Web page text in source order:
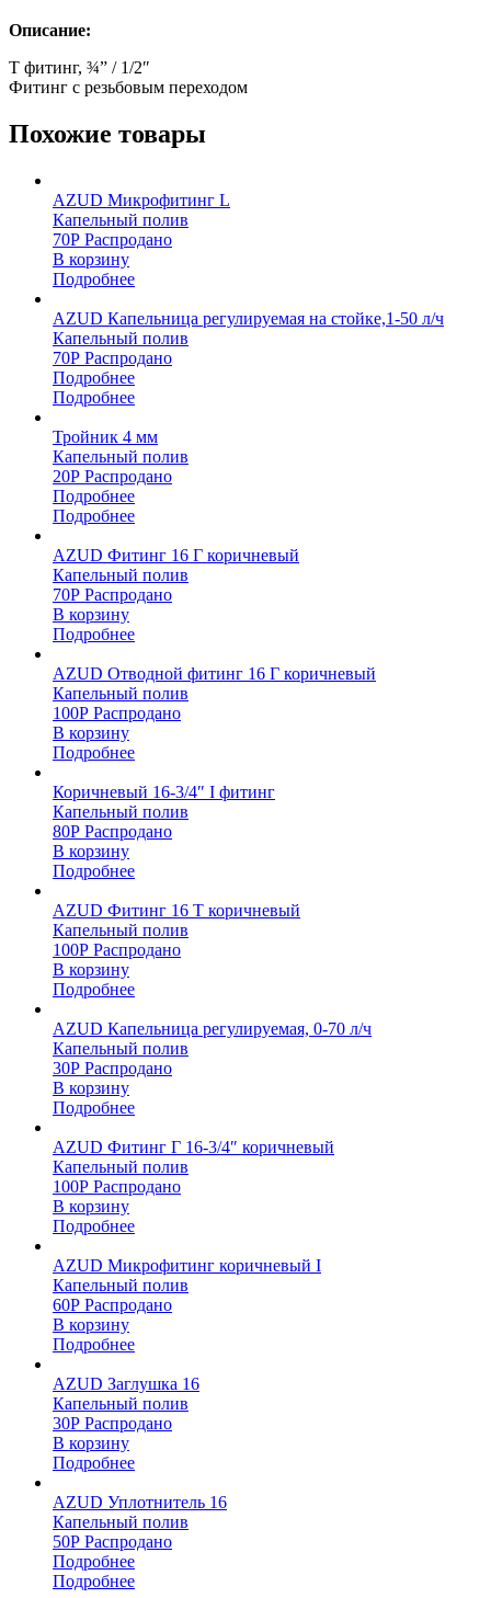
Описание:
Т фитинг, ¾” / 1/2″
Фитинг с резьбовым переходом
Похожие товары
AZUD Микрофитинг L
Капельный полив
70Р Распродано
В корзину
Подробнее
AZUD Капельница регулируемая на стойке,1-50 л/ч
Капельный полив
70Р Распродано
Подробнее
Подробнее
Тройник 4 мм
Капельный полив
20Р Распродано
Подробнее
Подробнее
AZUD Фитинг 16 Г коричневый
Капельный полив
70Р Распродано
В корзину
Подробнее
AZUD Отводной фитинг 16 Г коричневый
Капельный полив
100Р Распродано
В корзину
Подробнее
Коричневый 16-3/4″ I фитинг
Капельный полив
80Р Распродано
В корзину
Подробнее
AZUD Фитинг 16 T коричневый
Капельный полив
100Р Распродано
В корзину
Подробнее
AZUD Капельница регулируемая, 0-70 л/ч
Капельный полив
30Р Распродано
В корзину
Подробнее
AZUD Фитинг Г 16-3/4″ коричневый
Капельный полив
100Р Распродано
В корзину
Подробнее
AZUD Микрофитинг коричневый I
Капельный полив
60Р Распродано
В корзину
Подробнее
AZUD Заглушка 16
Капельный полив
30Р Распродано
В корзину
Подробнее
AZUD Уплотнитель 16
Капельный полив
50Р Распродано
Подробнее
Подробнее